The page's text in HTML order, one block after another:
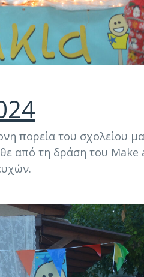
πορεία του σχολείου
από τη δράση του Make